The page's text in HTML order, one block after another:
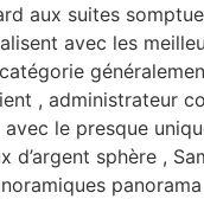
aux suites
avec les
, administrateur
avec le presque
d’argent sphère ,